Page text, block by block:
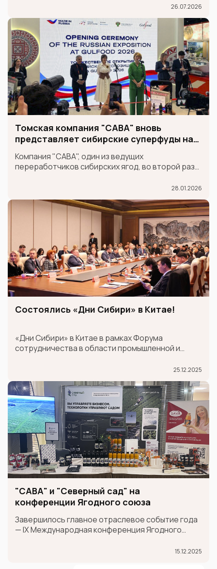
26.07.2026
Томская компания "САВА" вновь
представляет сибирские суперфуды на
Компания "САВА", один из ведущих
переработчиков сибирских ягод, во второй раз
международной продовольственной выставке
GULFOOD в составе экспозиции MADE IN RUSSIA,
которая проходит в Дубае 26-30 января.
28.01.2026
Состоялись «Дни Сибири» в Китае!
«Дни Сибири» в Китае в рамках Форума
сотрудничества в области промышленной и
провинцией Шаньдун и странами Шанхайской
организации сотрудничества (ШОС).
25.12.2025
"САВА" и "Северный сад" на
конференции Ягодного союза
Завершилось главное отраслевое событие года
— IX Международная конференция Ягодного
15.12.2025